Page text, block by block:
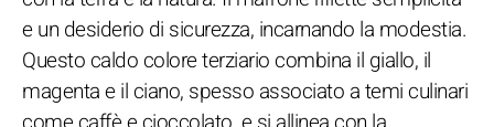
e un desiderio di sicurezza, incarnando la modestia.
Questo caldo colore terziario combina il giallo, il
magenta e il ciano, spesso associato a temi culinari